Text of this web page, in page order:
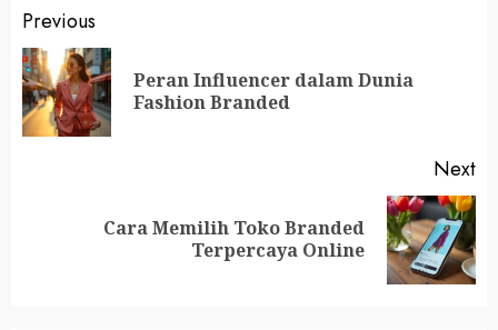
Continue
Reading
Previous
Peran Influencer dalam Dunia
Fashion Branded
Next
Cara Memilih Toko Branded
Terpercaya Online